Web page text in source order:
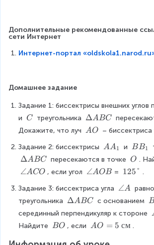
{
c
s
}
m
O
B
Дополнительные рекомендованные
сети Интернет
Интернет-портал
Домашнее задание
Задание 1: биссектрисы внешних углов
и \
\
C треугольника \
D
t
a
A
B
C
ΔABC
Докажите, что луч \
A
O
AO – биссектриса
Задание 2: биссектрисы A
A
_
{
1
AA1 и B
B
_
{
1
BB1
\
D
t
a
B
C
ΔABC пересекаются в точке \
\
O .
\
n
g
le
A
C
O
∠ACO , если угол \
n
g
le
O
B
∠AOB = 1
5
°
125° .
Задание 3: биссектриса угла \
a
g
le
∠A
треугольника \
D
el
t
a
ΔABC с основанием \
серединный перпендикуляр к стороне
Найдите \
BO , если A
AO = 5 см .